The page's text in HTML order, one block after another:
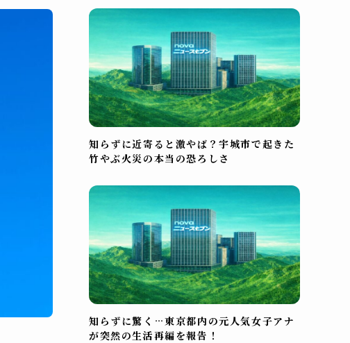
知らずに近寄ると激やば？宇城市で起きた
竹やぶ火災の本当の恐ろしさ
知らずに驚く…東京都内の元人気女子アナ
が突然の生活再編を報告！